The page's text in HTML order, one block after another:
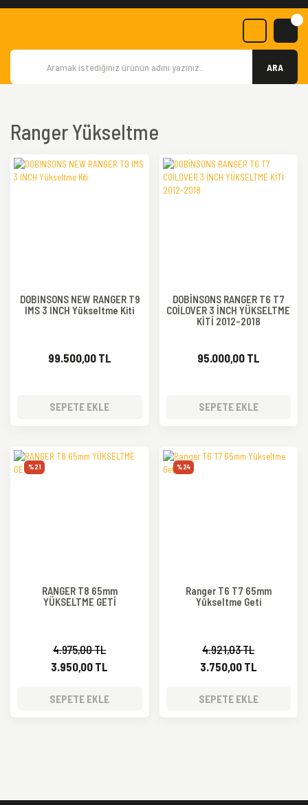
ARA
Ranger Yükseltme
DOBINSONS NEW RANGER T9
IMS 3 INCH Yükseltme Kiti
99.500,00 TL
SEPETE EKLE
DOBİNSONS RANGER T6 T7
COİLOVER 3 İNCH YÜKSELTME
KİTİ 2012-2018
95.000,00 TL
SEPETE EKLE
%21
RANGER T8 65mm
YÜKSELTME GETİ
4.975,00 TL
3.950,00 TL
SEPETE EKLE
%24
Ranger T6 T7 65mm
Yükseltme Geti
4.921,03 TL
3.750,00 TL
SEPETE EKLE